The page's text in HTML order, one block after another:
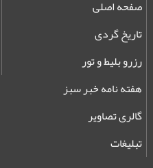
صفحه اصلی
تاریخ گردی
رزرو بلیط و تور
هفته نامه خبر سبز
گالری تصاویر
تبلیغات